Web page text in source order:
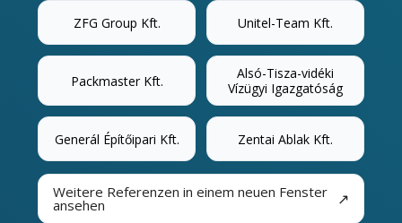
ZFG Group Kft. Unitel-Team Kft.
Packmaster Kft.
Alsó-Tisza-vidéki
Vízügyi Igazgatóság
Generál Építőipari Kft. Zentai Ablak Kft.
Weitere Referenzen in einem neuen Fenster
ansehen ↗